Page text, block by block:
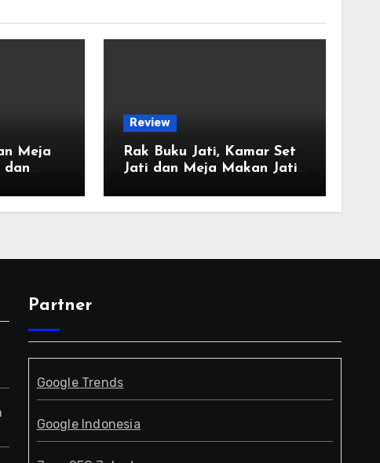
Meja
dan
Review
Rak Buku Jati, Kamar Set
Jati dan Meja Makan Jati
Partner
Google Trends
Google Indonesia